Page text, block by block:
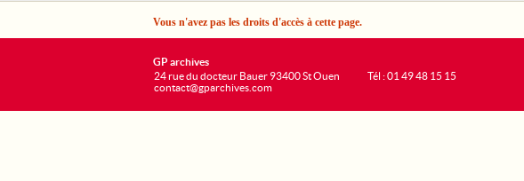
Vous n'avez pas les droits d'accès à cette page.
GP archives
24 rue du docteur Bauer 93400 St Ouen
contact@gparchives.com
Tél : 01 49 48 15 15